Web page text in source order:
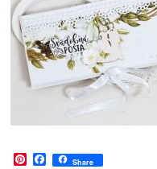
Pinterest
Facebook
Share